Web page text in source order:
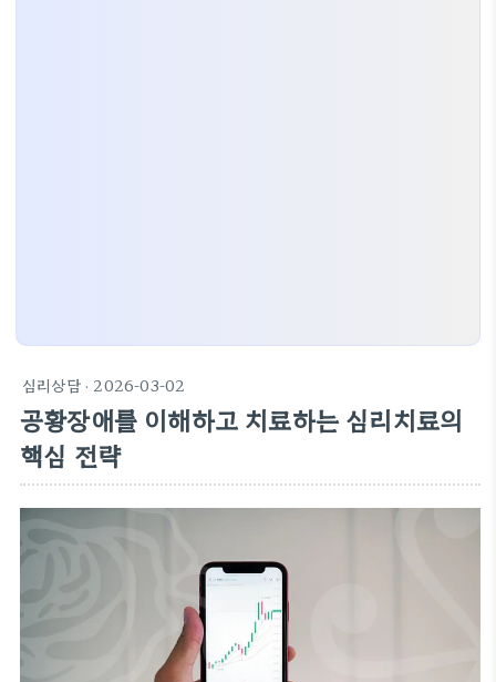
심리상담· 2026-03-02
공황장애를 이해하고 치료하는 심리치료의
핵심 전략